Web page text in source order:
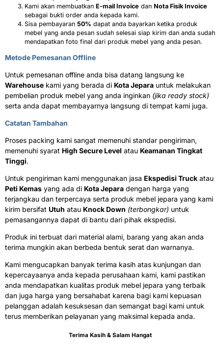
Kami akan membuatkan E-mail Invoice dan Nota Fisik Invoice
sebagai bukti order anda kepada kami.
Sisa pembayaran 50% dapat anda bayarkan ketika produk
mebel yang anda pesan sudah selesai siap kirim dan anda sudah
mendapatkan foto final dari produk mebel yang anda pesan.
Metode Pemesanan Offline
Untuk pemesanan offline anda bisa datang langsung ke
Warehouse kami yang berada di Kota Jepara untuk melakukan
pembelian produk mebel yang anda inginkan (jika ready stock)
serta anda dapat membayarnya langsung di tempat kami juga.
Catatan Tambahan
Proses packing kami sangat memenuhi standar pengiriman,
memenuhi syarat High Secure Level atau Keamanan Tingkat
Tinggi.
Untuk pengiriman kami menggunakan jasa Ekspedisi Truck atau
Peti Kemas yang ada di Kota Jepara dengan harga yang
terjangkau dan terpercaya serta produk mebel jepara yang kami
kirim bersifat Utuh atau Knock Down (terbongkar) untuk
pemasangannya dapat di bantu dari pihak ekspedisi.
Produk ini terbuat dari material alami, barang yang akan anda
terima mungkin akan berbeda bentuk serat dan warnanya.
Kami mengucapkan banyak terima kasih atas kunjungan dan
kepercayaanya anda kepada perusahaan kami, kami pastikan
anda mendapatkan kualitas produk mebel jepara yang terbaik
dan juga harga yang bersahabat karena bagi kami kepuasan
pelanggan adalah kesuksesan dan semangat bagi kami untuk
terus memberikan pelayanan yang maksimal kepada anda.
Terima Kasih & Salam Hangat